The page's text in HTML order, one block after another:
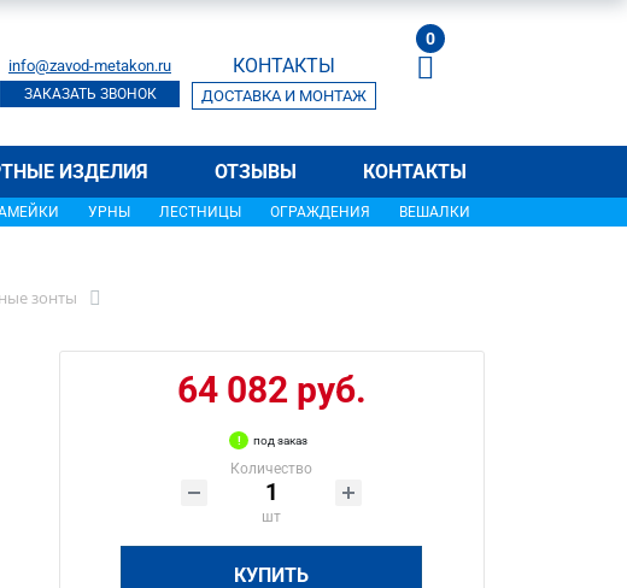
info@zavod-metakon.ru
ЗАКАЗАТЬ ЗВОНОК
КОНТАКТЫ
ДОСТАВКА И МОНТАЖ
0
ИЗДЕЛИЯ ОТЗЫВЫ КОНТАКТЫ
УРНЫ ЛЕСТНИЦЫ ОГРАЖДЕНИЯ ВЕШАЛКИ
зонты
64 082 руб.
под заказ
Количество
шт
КУПИТЬ